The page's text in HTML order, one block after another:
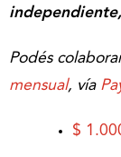
Podés
mensual, vía
$